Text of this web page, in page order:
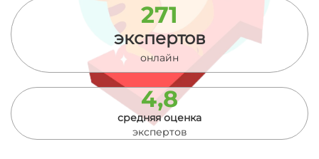
271
экспертов
онлайн
4,8
средняя оценка
экспертов